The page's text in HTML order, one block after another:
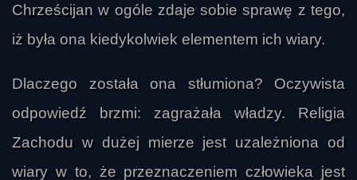
Chrześcijan w ogóle zdaje sobie sprawę z tego,
iż była ona kiedykolwiek elementem ich wiary.
Dlaczego została ona stłumiona? Oczywista
odpowiedź brzmi: zagrażała władzy. Religia
Zachodu w dużej mierze jest uzależniona od
wiary w to, że przeznaczeniem człowieka jest